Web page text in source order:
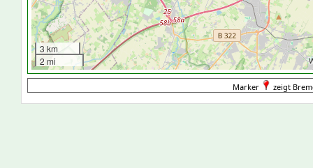
3 km
2 mi
Marker zeigt